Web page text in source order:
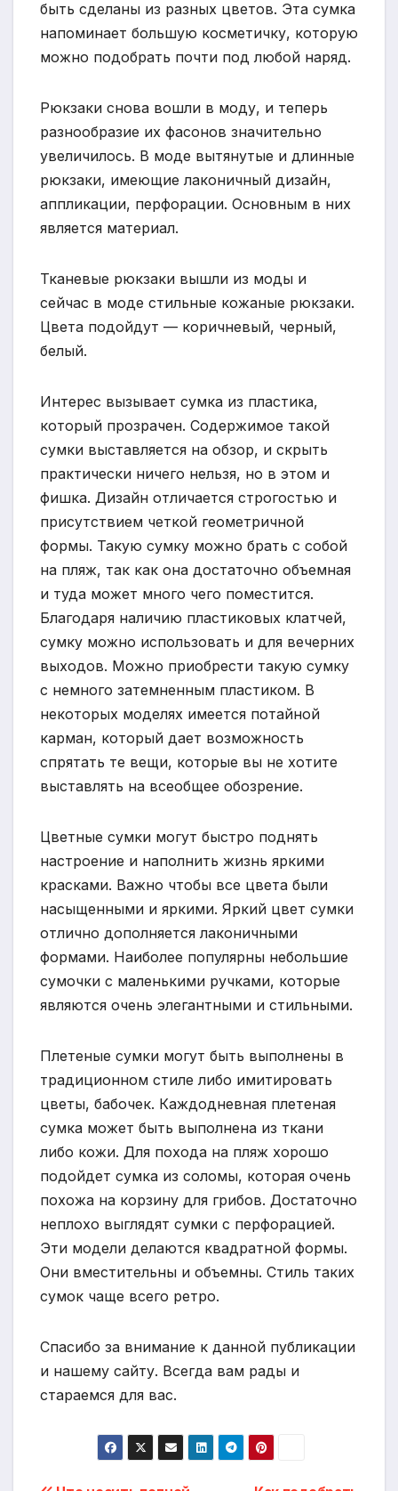
быть сделаны из разных цветов. Эта сумка
напоминает большую косметичку, которую
можно подобрать почти под любой наряд.
Рюкзаки снова вошли в моду, и теперь
разнообразие их фасонов значительно
увеличилось. В моде вытянутые и длинные
рюкзаки, имеющие лаконичный дизайн,
аппликации, перфорации. Основным в них
является материал.
Тканевые рюкзаки вышли из моды и
сейчас в моде стильные кожаные рюкзаки.
Цвета подойдут — коричневый, черный,
белый.
Интерес вызывает сумка из пластика,
который прозрачен. Содержимое такой
сумки выставляется на обзор, и скрыть
практически ничего нельзя, но в этом и
фишка. Дизайн отличается строгостью и
присутствием четкой геометричной
формы. Такую сумку можно брать с собой
на пляж, так как она достаточно объемная
и туда может много чего поместится.
Благодаря наличию пластиковых клатчей,
сумку можно использовать и для вечерних
выходов. Можно приобрести такую сумку
с немного затемненным пластиком. В
некоторых моделях имеется потайной
карман, который дает возможность
спрятать те вещи, которые вы не хотите
выставлять на всеобщее обозрение.
Цветные сумки могут быстро поднять
настроение и наполнить жизнь яркими
красками. Важно чтобы все цвета были
насыщенными и яркими. Яркий цвет сумки
отлично дополняется лаконичными
формами. Наиболее популярны небольшие
сумочки с маленькими ручками, которые
являются очень элегантными и стильными.
Плетеные сумки могут быть выполнены в
традиционном стиле либо имитировать
цветы, бабочек. Каждодневная плетеная
сумка может быть выполнена из ткани
либо кожи. Для похода на пляж хорошо
подойдет сумка из соломы, которая очень
похожа на корзину для грибов. Достаточно
неплохо выглядят сумки с перфорацией.
Эти модели делаются квадратной формы.
Они вместительны и объемны. Стиль таких
сумок чаще всего ретро.
Спасибо за внимание к данной публикации
и нашему сайту. Всегда вам рады и
стараемся для вас.